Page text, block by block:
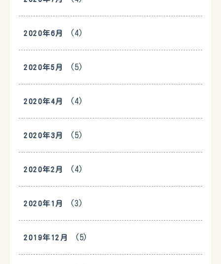
2020年6月 (4)
2020年5月 (5)
2020年4月 (4)
2020年3月 (5)
2020年2月 (4)
2020年1月 (3)
2019年12月 (5)